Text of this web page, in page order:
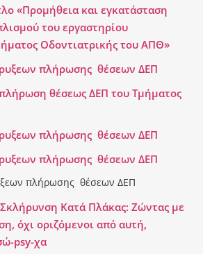
«Προμήθεια και εγκατάσταση
του εργαστηρίου
Οδοντιατρικής του ΑΠΘ»
πλήρωσης θέσεων ΔΕΠ
θέσεως ΔΕΠ του Τμήματος
πλήρωσης θέσεων ΔΕΠ
πλήρωσης θέσεων ΔΕΠ
πλήρωσης θέσεων ΔΕΠ
Κατά Πλάκας: Ζώντας με
όχι οριζόμενοι από αυτή,
psy-χα